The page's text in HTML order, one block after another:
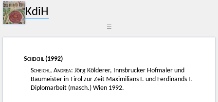
KdiH
☰
Scheichl (1992)
Scheichl, Andrea: Jörg Kölderer, Innsbrucker Hofmaler und
Baumeister in Tirol zur Zeit Maximilians I. und Ferdinands I.
Diplomarbeit (masch.) Wien 1992.